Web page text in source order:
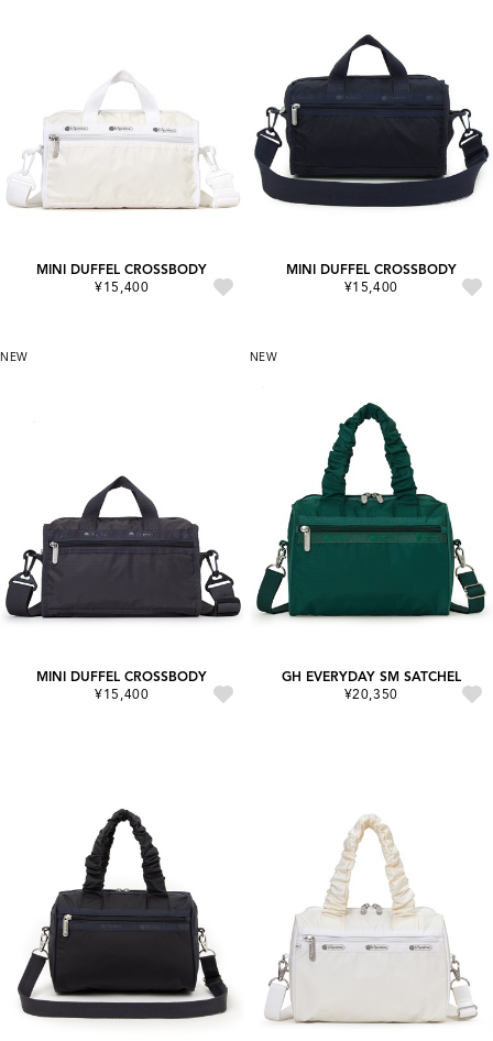
MINI DUFFEL CROSSBODY
¥15,400
MINI DUFFEL CROSSBODY
¥15,400
NEW
MINI DUFFEL CROSSBODY
¥15,400
NEW
GH EVERYDAY SM SATCHEL
¥20,350